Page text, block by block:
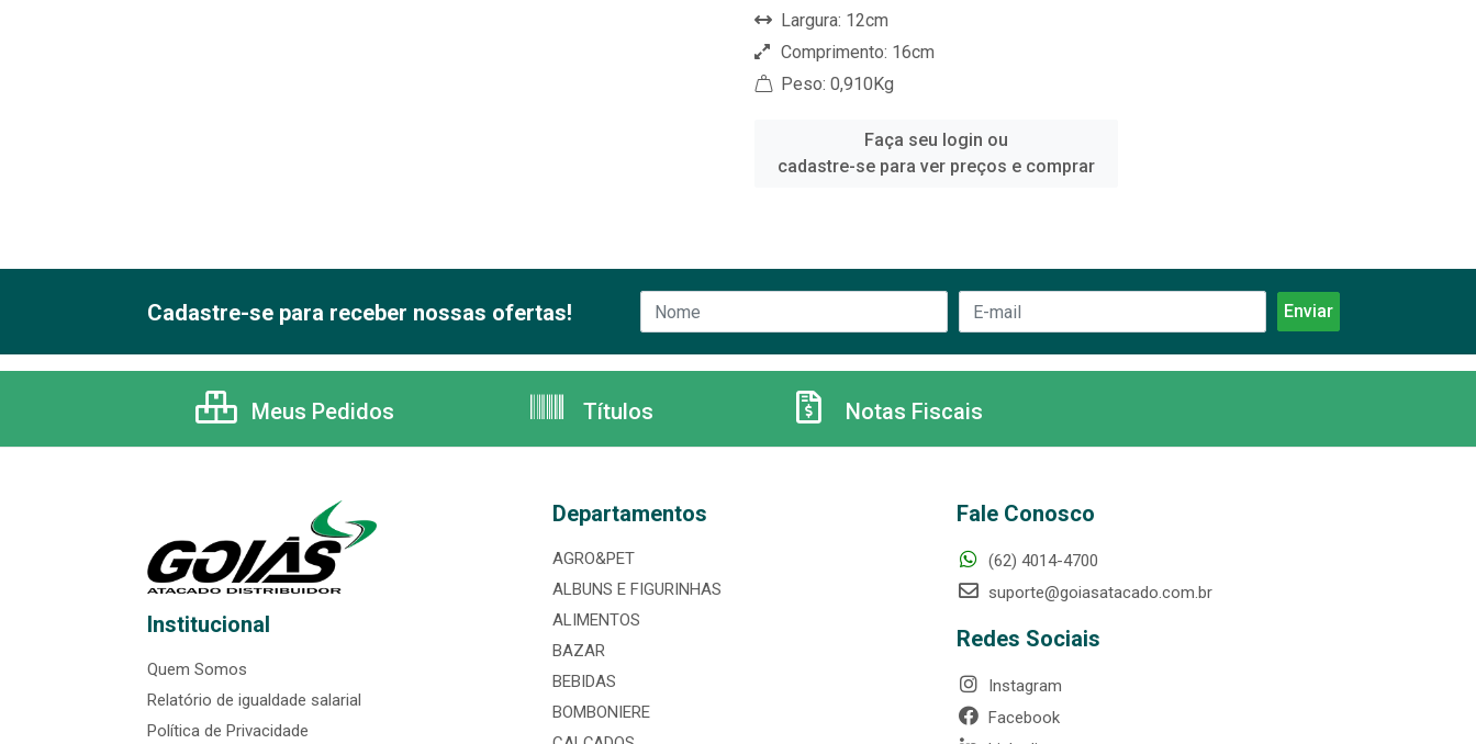
Largura: 12cm
Comprimento: 16cm
Peso: 0,910Kg
Faça seu login ou
cadastre-se para ver preços e comprar
Cadastre-se para receber nossas ofertas!
Meus Pedidos Títulos Notas Fiscais
Institucional
Quem Somos
Relatório de igualdade salarial
Política de Privacidade
Departamentos
AGRO&PET
ALBUNS E FIGURINHAS
ALIMENTOS
BAZAR
BEBIDAS
BOMBONIERE
Fale Conosco
(62) 4014-4700
suporte@goiasatacado.com.br
Redes Sociais
Instagram
Facebook